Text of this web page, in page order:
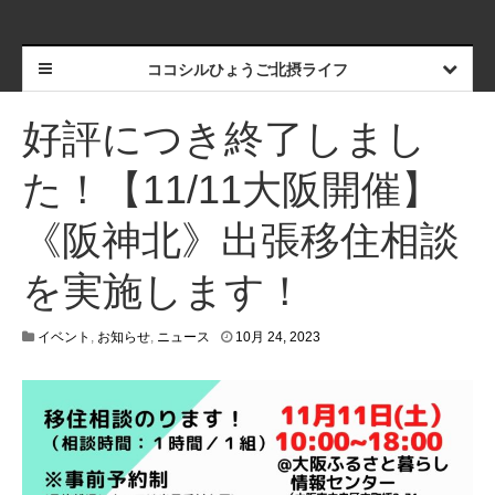
ココシルひょうご北摂ライフ
好評につき終了しまし
た！【11/11大阪開催】
《阪神北》出張移住相談
を実施します！
イベント , お知らせ, ニュース 10月 24, 20231
7
,
2
0
2